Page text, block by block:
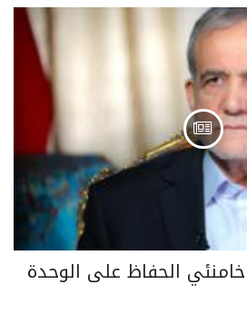
الحفاظ على الوحدة